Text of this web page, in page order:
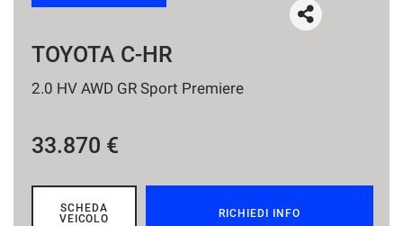
TOYOTA C-HR
2.0 HV AWD GR Sport Premiere
33.870 €
SCHEDA
VEICOLO
RICHIEDI INFO
attività
seguito
descritte.
Per
ottenere
informazioni
sull'utilità
sul
funzionamento